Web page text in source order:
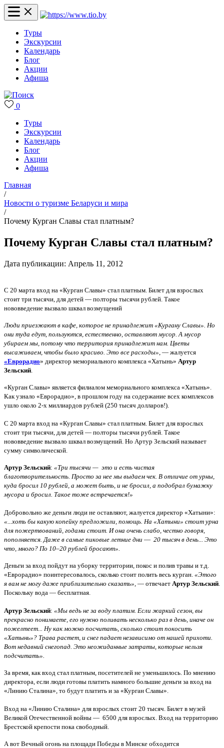
Туры
Экскурсии
Календарь
Блог
Акции
Афиша
0
Туры
Экскурсии
Календарь
Блог
Акции
Афиша
Главная
/
Новости о туризме Беларуси и мира
/
Почему Курган Славы стал платным?
Почему Курган Славы стал платным?
Дата публикации: Апрель 11, 2012
С 20 марта вход на «Курган Славы» стал платным. Билет для взрослых
стоит три тысячи, для детей — полторы тысячи рублей. Такое
нововведение вызвало шквал возмущений
Люди приезжают в кафе , которое не принадлежит «Кургану Славы». Но
они туда едут, пользуются, естественно , оставляют мусор. А мусор
убираем мы, потому что территория принадлежит нам. Цветы
высаживаем , чтобы было красиво. Это все расходы» , — жалуется
«Еврорадио» директор мемориального комплекса «Хатынь» Артур
Зельский
«Курган Славы» является филиалом мемориального комплекса «Хатынь».
Как узнало «Еврорадио» , в прошлом году на содержание всех комплексов
ушло около 2-х миллиардов рублей (250 тысяч долларов!).
С 20 марта вход на «Курган Славы» стал платным. Билет для взрослых
стоит три тысячи, для детей — полторы тысячи рублей. Такое
нововведение вызвало шквал возмущений. Но Артур Зельский называет
сумму символической
Артур Зельский: «Три тысячи — это и есть чистая
благотворительность. Просто за нее мы выдаем чек. В отличие от урны,
куда бросил 10 рублей, а может быть, и не бросил, а подобрал бумажку
мусора и бросил. Такое тоже встречается!»
Добровольно же деньги люди не оставляют, жалуется директор «Хатыни»:
«... хоть бы какую копейку предложили, помощь. На «Хатыни» стоит урна
для пожертвований , годами стоит. И она очень слабо , честно говоря,
пополняется. Даже в самые пиковые летние дни — 20 тысяч в день...
Это
что, много? По 10–20 рублей бросают».
Деньги за вход пойдут на уборку территории, покос и полив травы и т.д.
«Еврорадио» поинтересовалось , сколько стоит полить весь курган. «Этого
я вам не могу даже приблизительно сказать», — отвечает Артур Зельский
Поскольку вода — бесплатная.
Артур Зельский: «Мы ведь не за воду платим. Если жаркий сезон , вы
прекрасно понимаете , его нужно поливать несколько раз в день , иначе он
пожелтеет ... Ну как можно посчитать , сколько стоит покосить
«Хатынь»? Трава растет, и снег падает независимо от нашей прихоти
Вот недавний снегопад. Это неожиданные затраты, которые нельзя
подсчитать»
За время, как вход стал платным посетителей не уменьшилось По мнению
директора , если люди готовы платить намного большие деньги за вход на
«Линию Сталина» , то будут платить и за «Курган Славы».
Вход на «Линию Сталина» для взрослых стоит 20 тысяч. Билет в музей
Великой Отечественной войны — 6500 для взрослых. Вход на территорию
Брестской крепости пока свободный.
А вот Вечный огонь на площади Победы в Минске обходится